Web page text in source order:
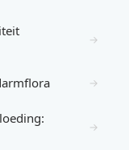
→
→
→